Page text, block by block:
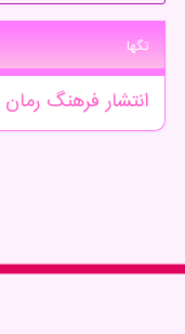
تگها
انتشار فرهنگ رمان